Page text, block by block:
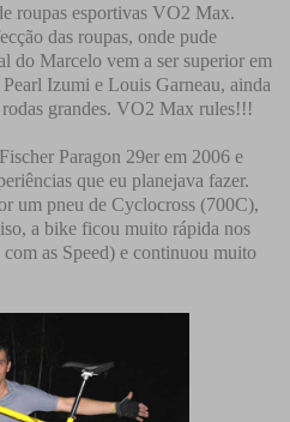
roupas esportivas VO2 Max.
das roupas, onde pude
do Marcelo vem a ser superior em
Izumi e Louis Garneau, ainda
grandes. VO2 Max rules!!!
Paragon 29er em 2006 e
que eu planejava fazer.
um pneu de Cyclocross (700C),
a bike ficou muito rápida nos
as Speed) e continuou muito